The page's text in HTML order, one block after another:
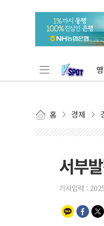
홈 경제
서부
기사입력 :